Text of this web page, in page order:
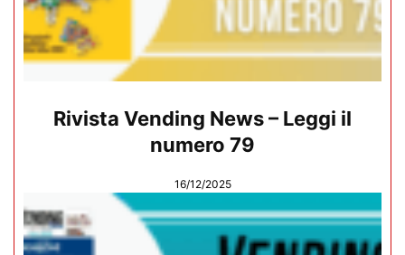
Rivista Vending News – Leggi il
numero 79
16/12/2025